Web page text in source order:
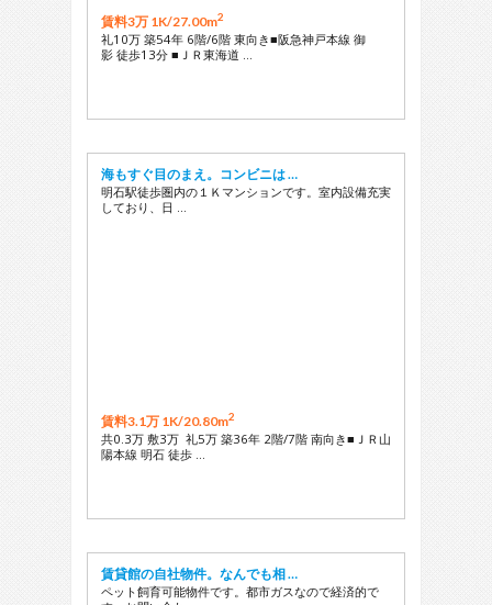
賃料3万 1K/27.00m2
礼10万 築54年 6階/6階 東向き■阪急神戸本線 御
影 徒歩13分 ■ＪＲ東海道 …
海もすぐ目のまえ。コンビニは …
明石駅徒歩圏内の１Ｋマンションです。室内設備充実
しており、日 …
賃料3.1万 1K/20.80m2
共0.3万 敷3万 礼5万 築36年 2階/7階 南向き■ＪＲ山
陽本線 明石 徒歩 …
賃貸館の自社物件。なんでも相 …
ペット飼育可能物件です。都市ガスなので経済的で